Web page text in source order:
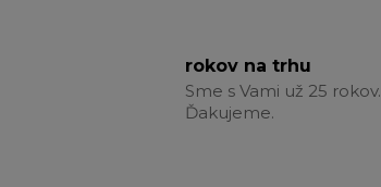
rokov na trhu
Sme s Vami už 25 rokov.
Ďakujeme.